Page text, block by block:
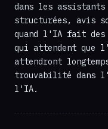
dans les assistants
structurées, avis
quand l'IA fait des
qui attendent que
attendront
trouvabilité dans
l'IA.